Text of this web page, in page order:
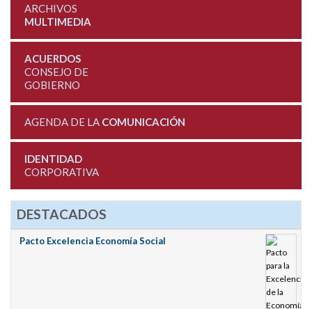
ARCHIVOS
MULTIMEDIA
ACUERDOS
CONSEJO DE
GOBIERNO
AGENDA DE LA COMUNICACIÓN
IDENTIDAD
CORPORATIVA
DESTACADOS
Pacto Excelencia Economía Social